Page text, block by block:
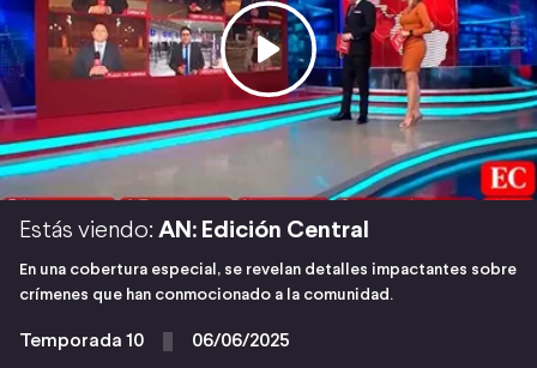
Estás viendo: AN: Edición Central
En una cobertura especial, se revelan detalles impactantes sobre
crímenes que han conmocionado a la comunidad.
Temporada 10 06/06/2025